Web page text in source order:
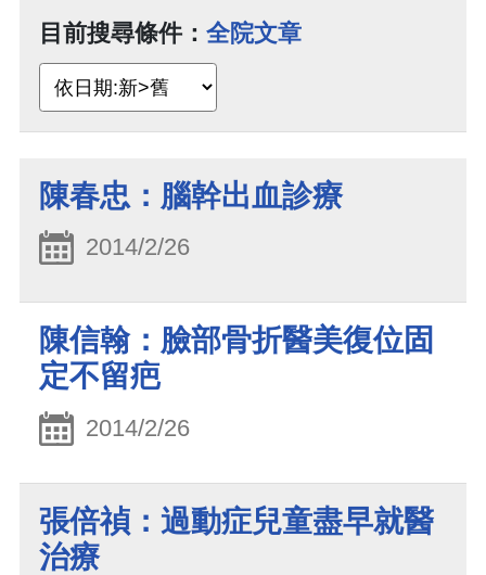
目前搜尋條件： 全院文章
陳春忠：腦幹出血診療
2014/2/26
陳信翰：臉部骨折醫美復位固
定不留疤
2014/2/26
張倍禎：過動症兒童盡早就醫
治療